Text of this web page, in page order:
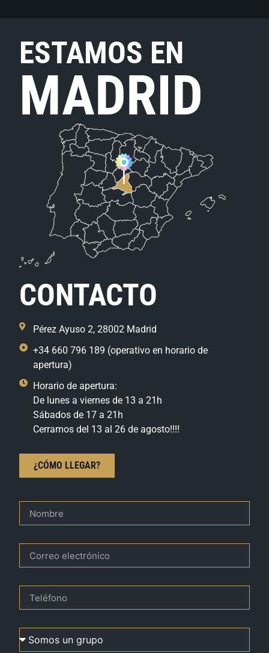
ESTAMOS EN
MADRID
CONTACTO
Pérez Ayuso 2, 28002 Madrid
+34 660 796 189 (operativo en horario de
apertura)
Horario de apertura:
De lunes a viernes de 13 a 21h
Sábados de 17 a 21h
Cerramos del 13 al 26 de agosto!!!!
¿CÓMO LLEGAR?